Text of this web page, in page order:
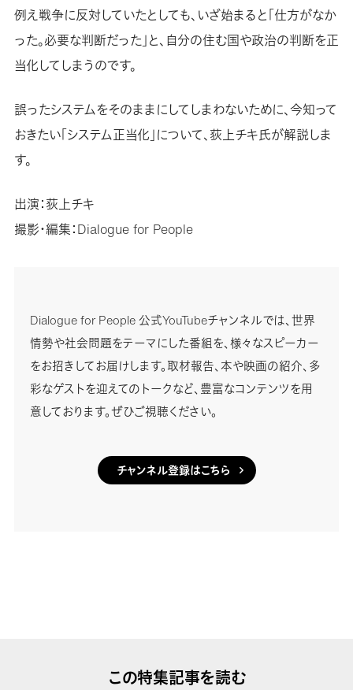
例え戦争に反対していたとしても、いざ始まると「仕方がなか
った。必要な判断だった」と、自分の住む国や政治の判断を正
当化してしまうのです。
誤ったシステムをそのままにしてしまわないために、今知って
おきたい「システム正当化」について、荻上チキ氏が解説しま
す。
出演：荻上チキ
撮影・編集：Dialogue for People
Dialogue for People 公式YouTubeチャンネルでは、世界
情勢や社会問題をテーマにした番組を、様々なスピーカー
をお招きしてお届けします。取材報告、本や映画の紹介、多
彩なゲストを迎えてのトークなど、豊富なコンテンツを用
意しております。ぜひご視聴ください。
チャンネル登録はこちら
この特集記事を読む